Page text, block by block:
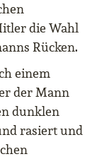
die Wahl
Rücken.
einem
der Mann
dunklen
rasiert und